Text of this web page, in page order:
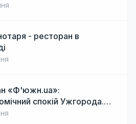
- ресторан в
«Ф'южн.ua»:
спокій Ужгорода.
локальна кухня, затишок